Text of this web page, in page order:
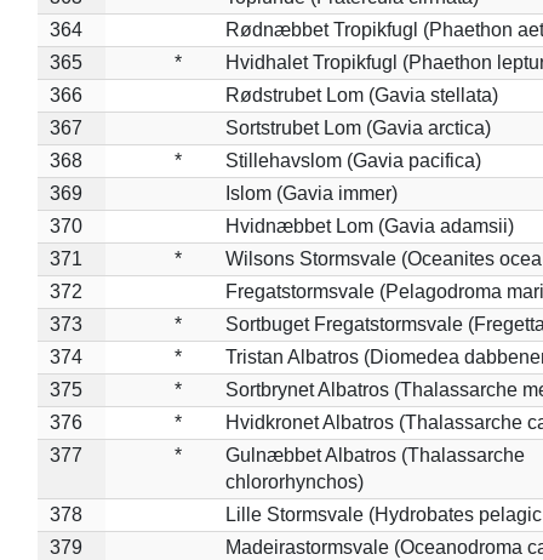
364
Rødnæbbet Tropikfugl (Phaethon
365
*
Hvidhalet Tropikfugl (Phaethon
366
Rødstrubet Lom (Gavia stellata)
367
Sortstrubet Lom (Gavia arctica)
368
*
Stillehavslom (Gavia pacifica)
369
Islom (Gavia immer)
370
Hvidnæbbet Lom (Gavia adamsii)
371
*
Wilsons Stormsvale (Oceanites
372
Fregatstormsvale (Pelagodroma
373
*
Sortbuget Fregatstormsvale
374
*
Tristan Albatros (Diomedea
375
*
Sortbrynet Albatros (Thalassarche
376
*
Hvidkronet Albatros (Thalassarche
377
*
Gulnæbbet Albatros (Thalassarche
chlororhynchos)
378
Lille Stormsvale (Hydrobates
379
Madeirastormsvale (Oceanodroma